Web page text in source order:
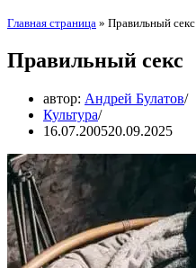
Главная страница » Правильный секс
Правильный секс
автор: Андрей Булатов
Культура
16.07.200520.09.2025